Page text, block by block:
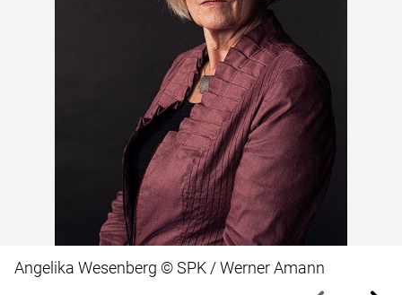
Angelika Wesenberg © SPK / Werner Amann